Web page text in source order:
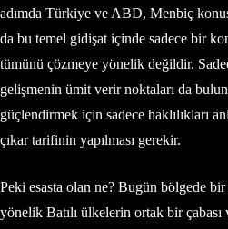
adımda Türkiye ve ABD, Menbiç
da bu temel gidişat içinde sadece bir
tümünü çözmeye yönelik değildir.
gelişmenin ümit verir noktaları da
güçlendirmek için sadece haklılıkları
çıkar tarifinin yapılması gerekir.
Peki esasta olan ne? Bugün bölgede
yönelik Batılı ülkelerin ortak bir